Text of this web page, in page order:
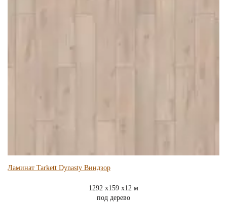
Ламинат Tarkett Dynasty Виндзор
1292 x159 x12 м
под дерево